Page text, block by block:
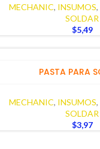
MECHANIC, INSUMOS,
SOLDAR
$5,49
PASTA PARA
MECHANIC, INSUMOS,
SOLDAR
$3,97